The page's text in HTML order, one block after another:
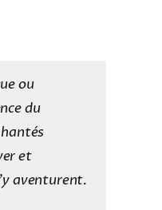
ou
du
et
aventurent.